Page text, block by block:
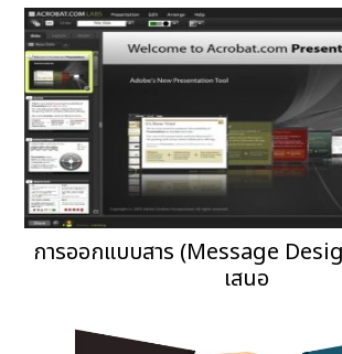
การออกแบบสาร (Message
เสนอ